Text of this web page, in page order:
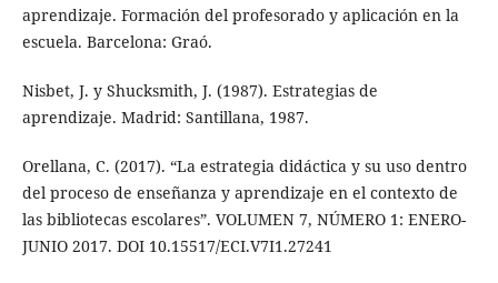
aprendizaje. Formación del profesorado y aplicación en la
escuela. Barcelona: Graó.
Nisbet, J. y Shucksmith, J. (1987). Estrategias de
aprendizaje. Madrid: Santillana, 1987.
Orellana, C. (2017). “La estrategia didáctica y su uso dentro
del proceso de enseñanza y aprendizaje en el contexto de
las bibliotecas escolares”. VOLUMEN 7, NÚMERO 1: ENERO-
JUNIO 2017. DOI 10.15517/ECI.V7I1.27241